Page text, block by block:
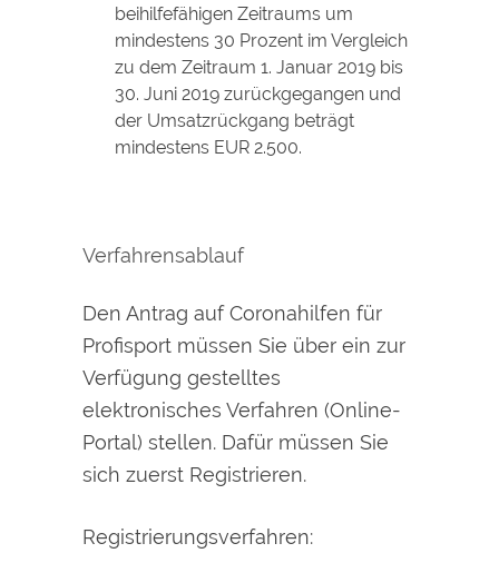
beihilfefähigen Zeitraums um
mindestens 30 Prozent im Vergleich
zu dem Zeitraum 1. Januar 2019 bis
30. Juni 2019 zurückgegangen und
der Umsatzrückgang beträgt
mindestens EUR 2.500.
Verfahrensablauf
Den Antrag auf Coronahilfen für
Profisport müssen Sie über ein zur
Verfügung gestelltes
elektronisches Verfahren (Online-
Portal) stellen. Dafür müssen Sie
sich zuerst Registrieren.
Registrierungsverfahren: